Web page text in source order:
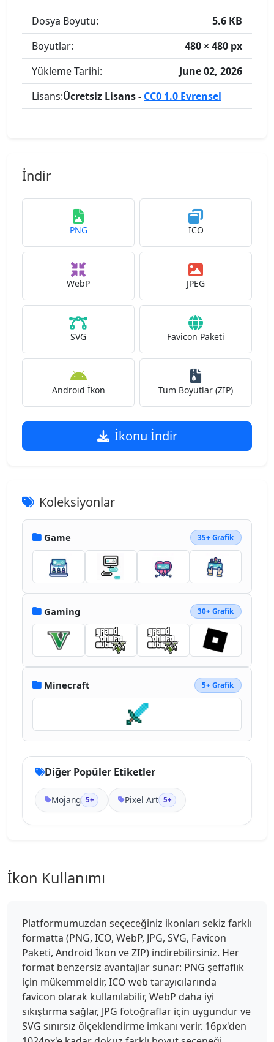
Dosya Boyutu:
5.6 KB
Boyutlar:
480 × 480 px
Yükleme Tarihi:
June 02, 2026
Lisans:Ücretsiz Lisans - CC0 1.0 Evrensel
İndir
PNG ICO
WebP JPEG
SVG Favicon Paketi
Android İkon Tüm Boyutlar (ZIP)
İkonu İndir
Koleksiyonlar
Game 35+ Grafik
Gaming 30+ Grafik
Minecraft 5+ Grafik
Diğer Popüler Etiketler
Mojang 5+ Pixel Art 5+
İkon Kullanımı
Platformumuzdan seçeceğiniz ikonları sekiz farklı
formatta (PNG, ICO, WebP, JPG, SVG, Favicon
Paketi, Android İkon ve ZIP) indirebilirsiniz. Her
format benzersiz avantajlar sunar: PNG şeffaflık
için mükemmeldir, ICO web tarayıcılarında
favicon olarak kullanılabilir, WebP daha iyi
sıkıştırma sağlar, JPG fotoğraflar için uygundur ve
SVG sınırsız ölçeklendirme imkanı verir. 16px'den